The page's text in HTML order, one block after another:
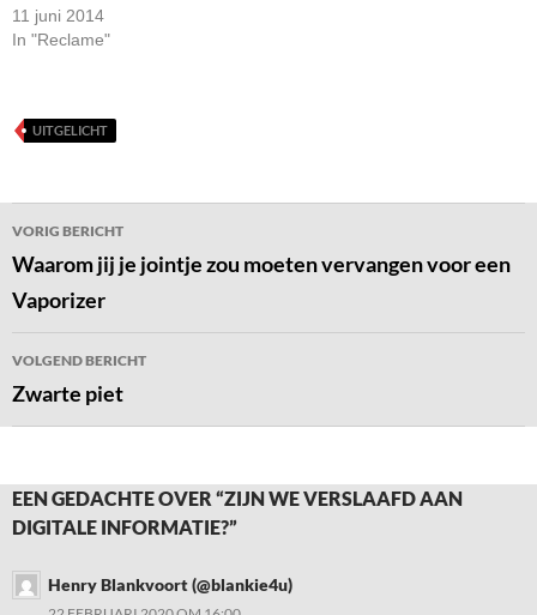
11 juni 2014
In "Reclame"
UITGELICHT
Bericht
navigatie
VORIG BERICHT
Waarom jij je jointje zou moeten vervangen voor een
Vaporizer
VOLGEND BERICHT
Zwarte piet
EEN GEDACHTE OVER “ZIJN WE VERSLAAFD AAN
DIGITALE INFORMATIE?”
Henry Blankvoort (@blankie4u)